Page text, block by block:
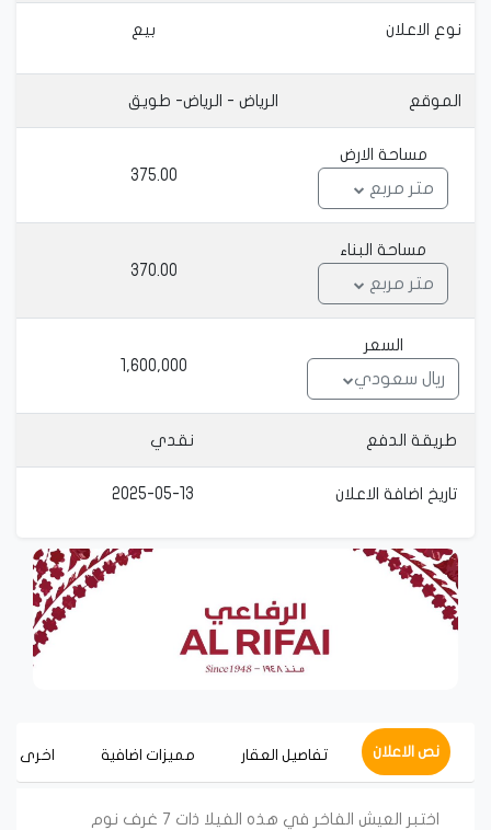
نوع الاعلان بيع
الموقع الرياض - الرياض- طويق
مساحة الارض
متر مربع
375.00
مساحة البناء
متر مربع
370.00
السعر
ريال سعودي
1,600,000
نقدي
2025-05-13
نص الاعلان تفاصيل العقار مميزات اضافية اخرى
اختبر العيش الفاخر في هذه الفيلا ذات ٧ غرف نوم